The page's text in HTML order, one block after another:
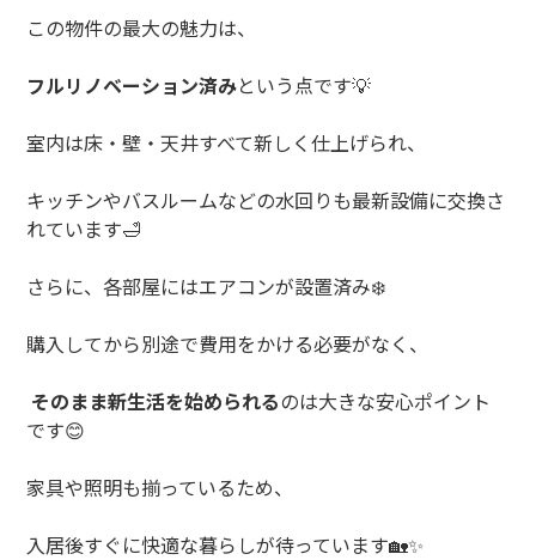
この物件の最大の魅力は、
フルリノベーション済みという点です💡
室内は床・壁・天井すべて新しく仕上げられ、
キッチンやバスルームなどの水回りも最新設備に交換さ
れています🛁
さらに、各部屋にはエアコンが設置済み❄️
購入してから別途で費用をかける必要がなく、
そのまま新生活を始められるのは大きな安心ポイント
です😊
家具や照明も揃っているため、
入居後すぐに快適な暮らしが待っています🏡✨